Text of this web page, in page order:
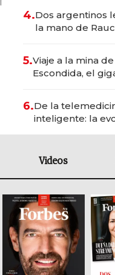
4.Dos argentinos
la mano de
5.Viaje a la mina
Escondida, el
6.De la
inteligente: la
Videos